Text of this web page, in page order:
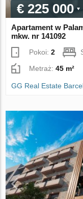
€ 225 000
Apartament w
mkw. nr 141092
Pokoi:2
Metraż:45 m²
GG Real Estate